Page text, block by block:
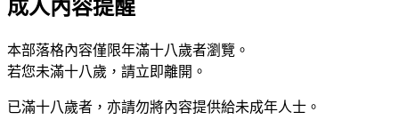
成人內容提醒
本部落格內容僅限年滿十八歲者瀏覽。
若您未滿十八歲，請立即離開。
已滿十八歲者，亦請勿將內容提供給未成年人士。